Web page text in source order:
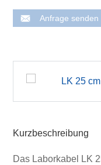
Anfrage senden
Kurzbeschreibung
Das Laborkabel LK